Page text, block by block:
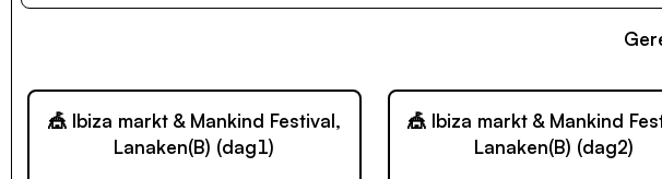
🎪 Ibiza markt & Mankind Festival,
Lanaken(B) (dag1)
🎪 Ibiza markt & Mankind
Lanaken(B) (dag2)